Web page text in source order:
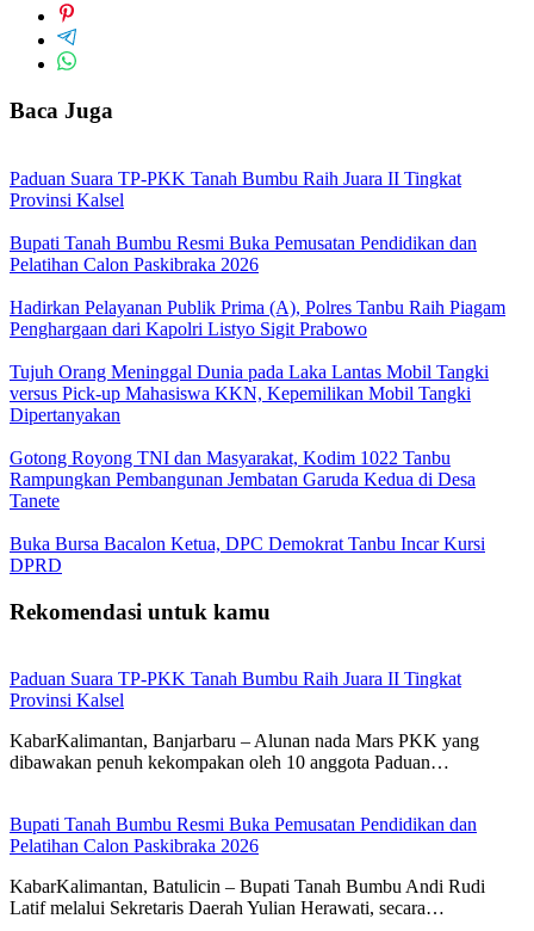
Baca Juga
Paduan Suara TP-PKK Tanah Bumbu Raih Juara II Tingkat
Provinsi Kalsel
Bupati Tanah Bumbu Resmi Buka Pemusatan Pendidikan dan
Pelatihan Calon Paskibraka 2026
Hadirkan Pelayanan Publik Prima (A), Polres Tanbu Raih Piagam
Penghargaan dari Kapolri Listyo Sigit Prabowo
Tujuh Orang Meninggal Dunia pada Laka Lantas Mobil Tangki
versus Pick-up Mahasiswa KKN, Kepemilikan Mobil Tangki
Dipertanyakan
Gotong Royong TNI dan Masyarakat, Kodim 1022 Tanbu
Rampungkan Pembangunan Jembatan Garuda Kedua di Desa
Tanete
Buka Bursa Bacalon Ketua, DPC Demokrat Tanbu Incar Kursi
DPRD
Rekomendasi untuk kamu
Paduan Suara TP-PKK Tanah Bumbu Raih Juara II Tingkat
Provinsi Kalsel
KabarKalimantan, Banjarbaru – Alunan nada Mars PKK yang
dibawakan penuh kekompakan oleh 10 anggota Paduan…
Bupati Tanah Bumbu Resmi Buka Pemusatan Pendidikan dan
Pelatihan Calon Paskibraka 2026
KabarKalimantan, Batulicin – Bupati Tanah Bumbu Andi Rudi
Latif melalui Sekretaris Daerah Yulian Herawati, secara…